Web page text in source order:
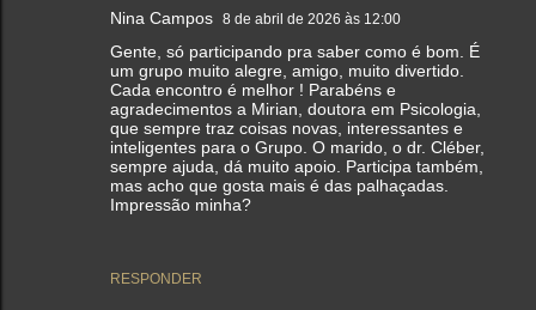
Nina Campos 8 de abril de 2026 às 12:00
Gente, só participando pra saber como é bom. É
um grupo muito alegre, amigo, muito divertido.
Cada encontro é melhor ! Parabéns e
agradecimentos a Mirian, doutora em Psicologia,
que sempre traz coisas novas, interessantes e
inteligentes para o Grupo. O marido, o dr. Cléber,
sempre ajuda, dá muito apoio. Participa também,
mas acho que gosta mais é das palhaçadas.
Impressão minha?
RESPONDER